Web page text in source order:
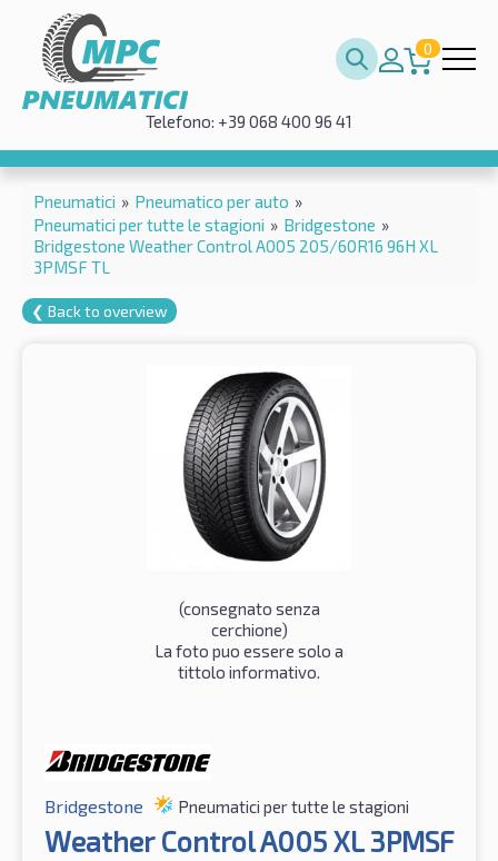
0
Telefono: +39 068 400 96 41
Pneumatici » Pneumatico per auto »
Pneumatici per tutte le stagioni » Bridgestone »
Bridgestone Weather Control A005 205/60R16 96H XL
3PMSF TL
❮ Back to overview
(consegnato senza
cerchione)
La foto puo essere solo a
tittolo informativo.
Bridgestone Pneumatici per tutte le stagioni
Weather Control A005 XL 3PMSF